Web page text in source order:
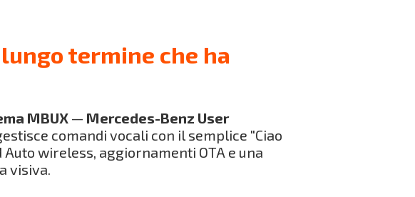
termine che ha
MBUX — Mercedes-Benz User
comandi vocali con il semplice "Ciao
wireless, aggiornamenti OTA e una
visiva.